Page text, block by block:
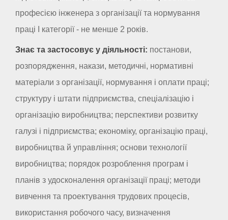
професією інженера з організації та нормування
праці I категорії - не менше 2 років.
Знає та застосовує у діяльності: постанови,
розпорядження, накази, методичні, нормативні
матеріали з організації, нормування і оплати праці;
структуру і штати підприємства, спеціалізацію і
організацію виробництва; перспективи розвитку
галузі і підприємства; економіку, організацію праці,
виробництва й управління; основи технології
виробництва; порядок розроблення програм і
планів з удосконалення організації праці; методи
вивчення та проектування трудових процесів,
використання робочого часу, визначення